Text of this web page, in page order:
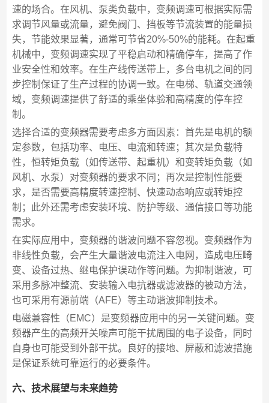
速的场合。在风机、泵类负载中，变频调速可根据实际需
求调节风量或流量，避免阀门、挡板等节流装置的能量损
失，节能效果显著，通常可节省20%-50%的能耗。在起重
机械中，变频调速实现了平稳启动和精确停车，提高了作
业安全性和效率。在生产线传送带上，多台电机之间的同
步控制保证了生产过程的协调一致。在电梯、轨道交通领
域，变频调速提供了舒适的乘坐体验和高精度的停车控
制。
选择合适的变频器需要考虑多方面因素：首先是电机的额
定参数，包括功率、电压、电流和转速；其次是负载特
性，恒转矩负载（如传送带、起重机）和变转矩负载（如
风机、水泵）对变频器的要求不同；再次是控制性能要
求，是否需要高精度转速控制、快速动态响应或转矩控
制；此外还需考虑安装环境、防护等级、通信接口等功能
需求。
在实际应用中，变频器的谐波问题不容忽视。变频器作为
非线性负载，会产生大量谐波电流注入电网，造成电压畸
变、设备过热、继电保护误动作等问题。为抑制谐波，可
采用多脉冲整流、安装输入电抗器或滤波器的被动方法，
也可采用有源前端（AFE）等主动谐波抑制技术。
电磁兼容性（EMC）是变频器应用中的另一关键问题。变
频器产生的高频开关噪声可能干扰周围的电子设备，同时
自身也可能受到外部干扰。良好的接地、屏蔽和滤波措施
是保证系统可靠运行的必要条件。
六、技术展望与未来趋势